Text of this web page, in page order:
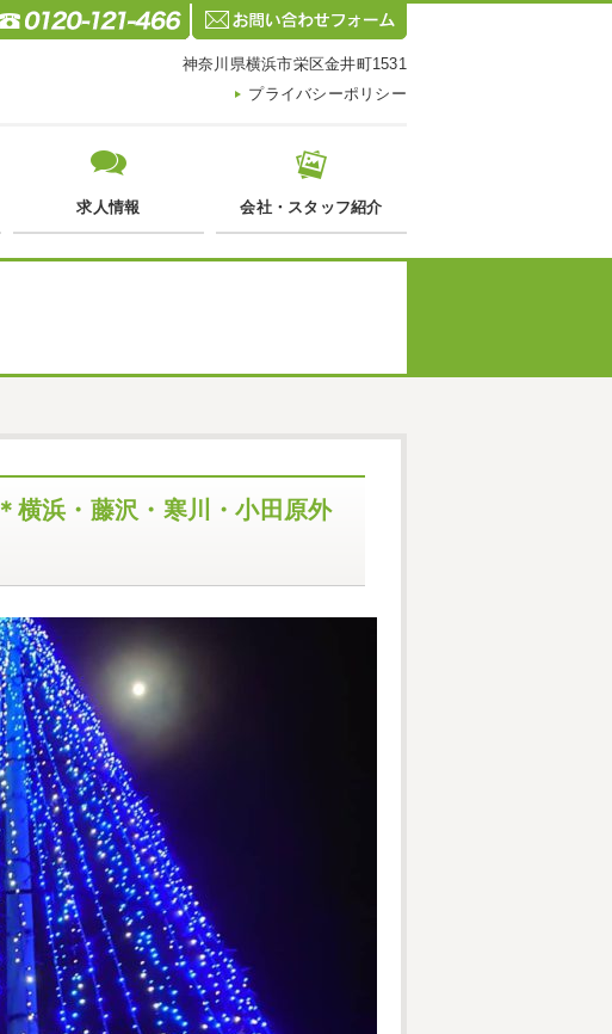
神奈川県横浜市栄区金井町1531
プライバシーポリシー
求人情報 会社・スタッフ紹介
＊横浜・藤沢・寒川・小田原外